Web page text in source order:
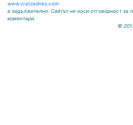
www.vratzadnes.com
е задължително. Сайтът не носи отговорност за
коментари.
©